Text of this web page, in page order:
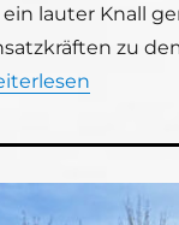
lauter Knall
zu
für